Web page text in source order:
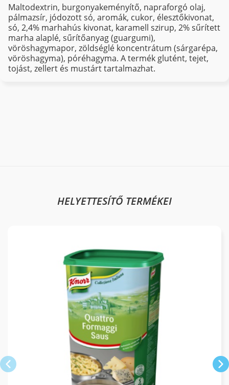
Maltodextrin, burgonyakeményítő, napraforgó olaj,
pálmazsír, jódozott só, aromák, cukor, élesztőkivonat,
só, 2,4% marhahús kivonat, karamell szirup, 2% sűrített
marha alaplé, sűrítőanyag (guargumi),
vöröshagymapor, zöldséglé koncentrátum (sárgarépa,
vöröshagyma), póréhagyma. A termék glutént, tejet,
tojást, zellert és mustárt tartalmazhat.
HELYETTESÍTŐ TERMÉKEI